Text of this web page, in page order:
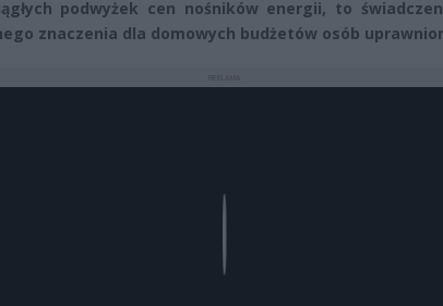
podwyżek cen nośników energii, to
znaczenia dla domowych budżetów osób